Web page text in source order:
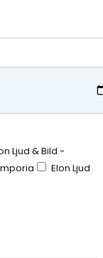
Ljud & Bild -
Elon Ljud